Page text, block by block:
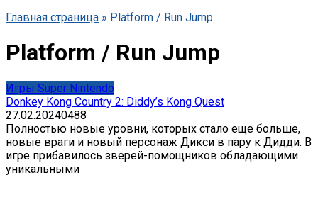
Главная страница » Platform / Run Jump
Platform / Run Jump
Игры Super Nintendo
Donkey Kong Country 2: Diddy’s Kong Quest
27.02.20240488
Полностью новые уровни, которых стало еще больше,
новые враги и новый персонаж Дикси в пару к Дидди. В
игре прибавилось зверей-помощников обладающими
уникальными